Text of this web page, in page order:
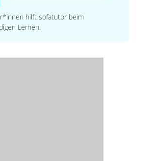
hilft sofatutor beim
Lernen.